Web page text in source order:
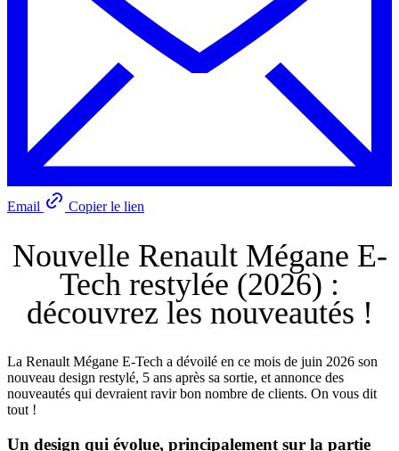
Email Copier le lien
Nouvelle Renault Mégane E-
Tech restylée (2026) :
découvrez les nouveautés !
La Renault Mégane E-Tech a dévoilé en ce mois de juin 2026 son
nouveau design restylé, 5 ans après sa sortie, et annonce des
nouveautés qui devraient ravir bon nombre de clients. On vous dit
tout !
Un design qui évolue, principalement sur la partie